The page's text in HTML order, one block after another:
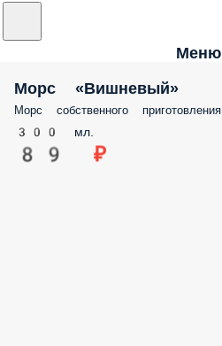
Меню
Морс «Вишневый»
Морс собственного приготовления
300 мл.
89 ₽